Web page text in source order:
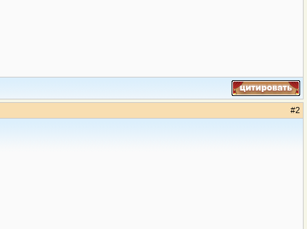
#2